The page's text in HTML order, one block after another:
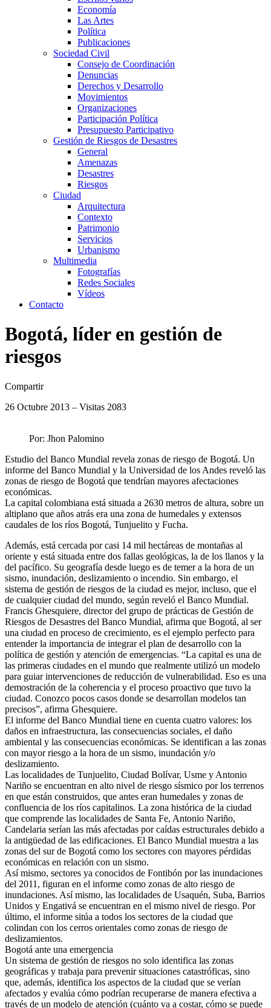
Economía
Las Artes
Política
Publicaciones
Sociedad Civil
Consejo de Coordinación
Denuncias
Derechos y Desarrollo
Movimientos
Organizaciones
Participación Política
Presupuesto Participativo
Gestión de Riesgos de Desastres
General
Amenazas
Desastres
Riesgos
Ciudad
Arquitectura
Contexto
Patrimonio
Servicios
Urbanismo
Multimedia
Fotografías
Redes Sociales
Vídeos
Contacto
Bogotá, líder en gestión de
riesgos
Compartir
26 Octubre 2013 – Visitas 2083
Por: Jhon Palomino
Estudio del Banco Mundial revela zonas de riesgo de Bogotá. Un
informe del Banco Mundial y la Universidad de los Andes reveló las
zonas de riesgo de Bogotá que tendrían mayores afectaciones
económicas.
La capital colombiana está situada a 2630 metros de altura, sobre un
altiplano que años atrás era una zona de humedales y extensos
caudales de los ríos Bogotá, Tunjuelito y Fucha.
Además, está cercada por casi 14 mil hectáreas de montañas al
oriente y está situada entre dos fallas geológicas, la de los llanos y la
del pacífico. Su geografía desde luego es de temer a la hora de un
sismo, inundación, deslizamiento o incendio. Sin embargo, el
sistema de gestión de riesgos de la ciudad es mejor, incluso, que el
de cualquier ciudad del mundo, según reveló el Banco Mundial.
Francis Ghesquiere, director del grupo de prácticas de Gestión de
Riesgos de Desastres del Banco Mundial, afirma que Bogotá, al ser
una ciudad en proceso de crecimiento, es el ejemplo perfecto para
entender la importancia de integrar el plan de desarrollo con la
política de gestión y atención de emergencias. “La capital es una de
las primeras ciudades en el mundo que realmente utilizó un modelo
para guiar intervenciones de reducción de vulnerabilidad. Eso es una
demostración de la coherencia y el proceso proactivo que tuvo la
ciudad. Conozco pocos casos donde se desarrollan modelos tan
precisos”, afirma Ghesquiere.
El informe del Banco Mundial tiene en cuenta cuatro valores: los
daños en infraestructura, las consecuencias sociales, el daño
ambiental y las consecuencias económicas. Se identifican a las zonas
con mayor riesgo a la hora de un sismo, inundación y/o
deslizamiento.
Las localidades de Tunjuelito, Ciudad Bolívar, Usme y Antonio
Nariño se encuentran en alto nivel de riesgo sísmico por los terrenos
en que están construidos, que antes eran humedales y zonas de
confluencia de los ríos capitalinos. La zona histórica de la ciudad
que comprende las localidades de Santa Fe, Antonio Nariño,
Candelaria serían las más afectadas por caídas estructurales debido a
la antigüedad de las edificaciones. El Banco Mundial muestra a las
zonas del sur de Bogotá como los sectores con mayores pérdidas
económicas en relación con un sismo.
Así mismo, sectores ya conocidos de Fontibón por las inundaciones
del 2011, figuran en el informe como zonas de alto riesgo de
inundaciones. Así mismo, las localidades de Usaquén, Suba, Barrios
Unidos y Engativá se encuentran en el mismo nivel de riesgo. Por
último, el informe sitúa a todos los sectores de la ciudad que
colindan con los cerros orientales como zonas de riesgo de
deslizamientos.
Bogotá ante una emergencia
Un sistema de gestión de riesgos no solo identifica las zonas
geográficas y trabaja para prevenir situaciones catastróficas, sino
que, además, identifica los aspectos de la ciudad que se verían
afectados y evalúa cómo podrían recuperarse de manera efectiva a
través de un modelo de atención (cuánto va a costar, cómo se puede